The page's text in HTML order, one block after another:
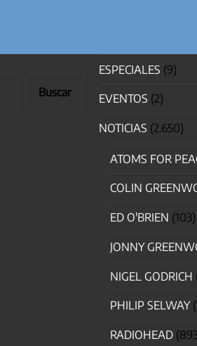
Buscar
ESPECIALES (9)
EVENTOS (2)
NOTICIAS (2.650)
ATOMS FOR
COLIN
ED O'BRIEN (103)
JONNY
NIGEL GODRICH
PHILIP SELWAY
RADIOHEAD